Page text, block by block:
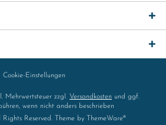
Cookie-Einstellungen
Mehrwertsteuer zzgl. Versandkosten und ggf.
wenn nicht anders beschrieben
Reserved. Theme by
ThemeWare®